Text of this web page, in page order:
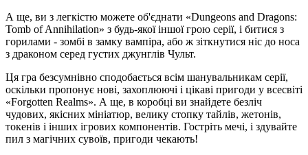
А ще, ви з легкістю можете об'єднати «Dungeons and Dragons:
Tomb of Annihilation» з будь-якої іншої грою серії, і битися з
горилами - зомбі в замку вампіра, або ж зіткнутися ніс до носа
з драконом серед густих джунглів Чульт.
Ця гра безсумнівно сподобається всім шанувальникам серії,
оскільки пропонує нові, захоплюючі і цікаві пригоди у всесвіті
«Forgotten Realms». А ще, в коробці ви знайдете безліч
чудових, якісних мініатюр, велику стопку тайлів, жетонів,
токенів і інших ігрових компонентів. Гостріть мечі, і здувайте
пил з магічних сувоїв, пригоди чекають!